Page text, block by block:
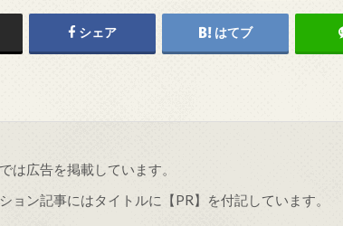
シェア はてブ
は広告を掲載しています。
ョン記事にはタイトルに【PR】を付記しています。